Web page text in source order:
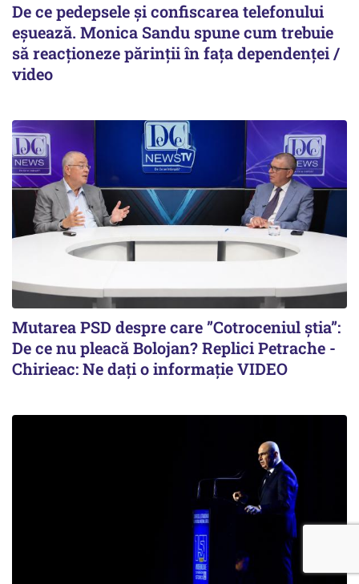
De ce pedepsele și confiscarea telefonului
eșuează. Monica Sandu spune cum trebuie
să reacționeze părinții în fața dependenței /
video
Mutarea PSD despre care ”Cotroceniul știa”:
De ce nu pleacă Bolojan? Replici Petrache -
Chirieac: Ne dați o informație VIDEO